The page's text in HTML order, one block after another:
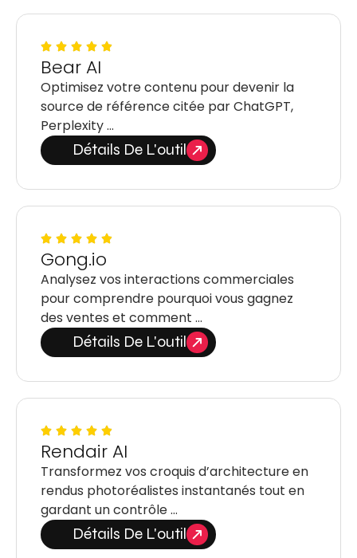
Bear AI
Optimisez votre contenu pour devenir la
source de référence citée par ChatGPT,
Perplexity …
Détails De L'outil
Gong.io
Analysez vos interactions commerciales
pour comprendre pourquoi vous gagnez
des ventes et comment …
Détails De L'outil
Rendair AI
Transformez vos croquis d’architecture en
rendus photoréalistes instantanés tout en
gardant un contrôle …
Détails De L'outil